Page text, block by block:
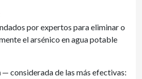
por expertos para eliminar o
el arsénico en agua potable
— considerada de las más efectivas: